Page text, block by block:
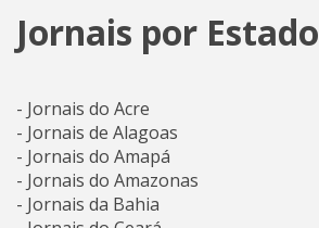
Jornais por Estado
- Jornais do Acre
- Jornais de Alagoas
- Jornais do Amapá
- Jornais do Amazonas
- Jornais da Bahia